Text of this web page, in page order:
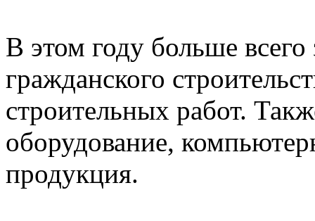
В этом году больше
гражданского
строительных работ.
оборудование,
продукция.